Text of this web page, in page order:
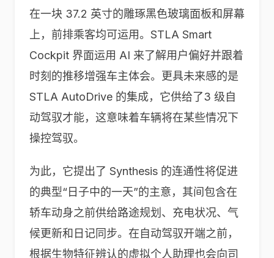
在一块 37.2 英寸的雕琢黑色玻璃面板和屏幕
上，前排乘客均可运用。STLA Smart
Cockpit 界面运用 AI 来了解用户偏好并跟着
时刻的推移增强车主体会。更具未来感的是
STLA AutoDrive 的集成，它供给了3 级自
动驾驭才能，这意味着车辆将在某些情况下
操控驾驭。
为此，它提出了 Synthesis 的连通性将促进
的典型“日子中的一天”的主意，其间包含在
轿车动身之前供给路途规划、充电状况、气
候更新和日记同步。在自动驾驭开端之前，
根据生物特征辨认的虚拟个人助理也会向司